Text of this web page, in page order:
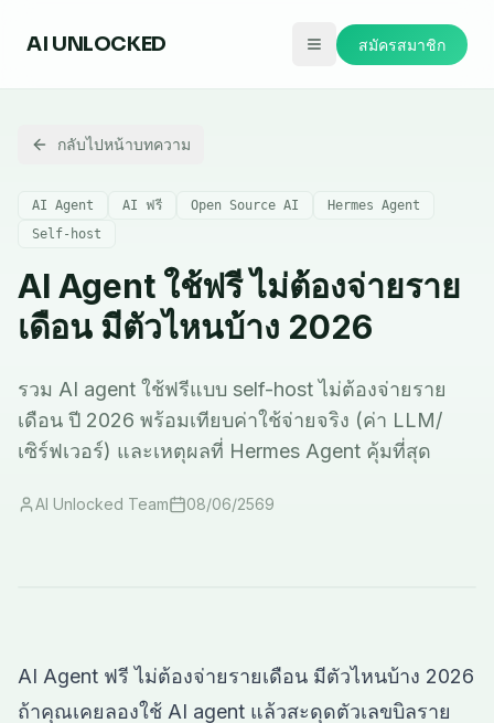
AI UNLOCKED สมัครสมาชิก
กลับไปหน้าบทความ
AI Agent AI ฟรี Open Source AI
Hermes Agent
Self-host
AI Agent ใช้ฟรี ไม่ต้องจ่ายราย
เดือน มีตัวไหนบ้าง 2026
รวม AI agent ใช้ฟรีแบบ self-host ไม่ต้องจ่ายราย
เดือน ปี 2026 พร้อมเทียบค่าใช้จ่ายจริง (ค่า LLM/
เซิร์ฟเวอร์) และเหตุผลที่ Hermes Agent คุ้มที่สุด
AI Unlocked Team 08/06/2569
AI Agent ฟรี ไม่ต้องจ่ายรายเดือน มีตัวไหนบ้าง 2026
ถ้าคุณเคยลองใช้ AI agent แล้วสะดุดตัวเลขบิลราย